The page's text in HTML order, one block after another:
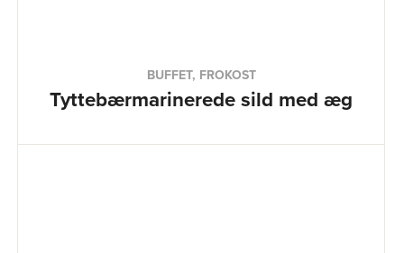
BUFFET, FROKOST
Tyttebærmarinerede sild med æg